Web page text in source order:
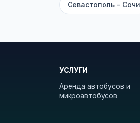
Севастополь - Сочи
УСЛУГИ
Аренда автобусов и
микроавтобусов